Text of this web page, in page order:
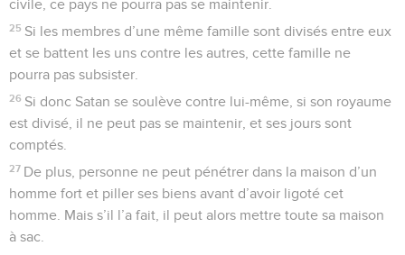
civile, ce pays ne pourra pas se maintenir.
25 Si les membres d’une même famille sont divisés entre eux
et se battent les uns contre les autres, cette famille ne
pourra pas subsister.
26 Si donc Satan se soulève contre lui-même, si son royaume
est divisé, il ne peut pas se maintenir, et ses jours sont
comptés.
27 De plus, personne ne peut pénétrer dans la maison d’un
homme fort et piller ses biens avant d’avoir ligoté cet
homme. Mais s’il l’a fait, il peut alors mettre toute sa maison
à sac.